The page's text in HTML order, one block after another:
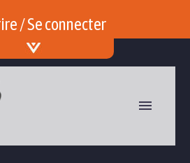
/ Se connecter